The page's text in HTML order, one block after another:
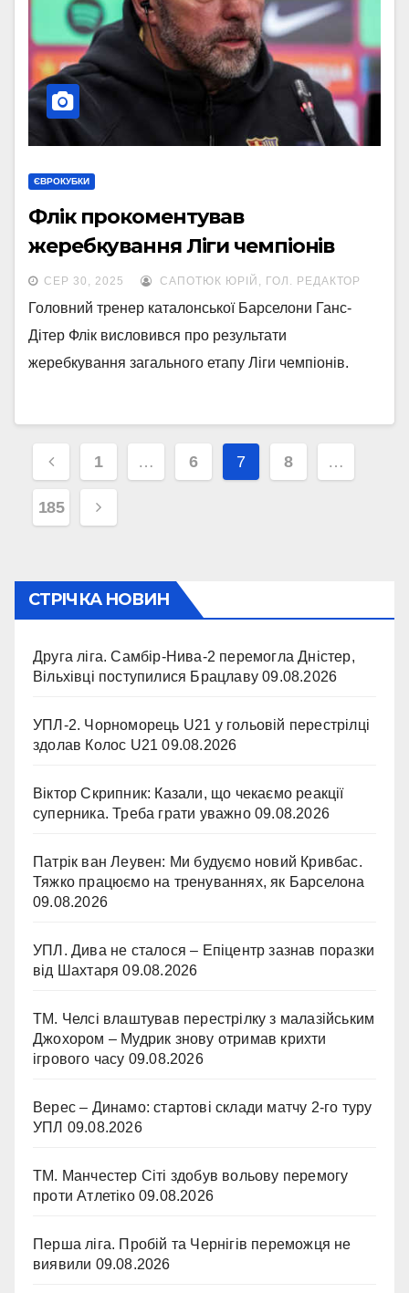
ЄВРОКУБКИ
Флік прокоментував
жеребкування Ліги чемпіонів
СЕР 30, 2025 САПОТЮК ЮРІЙ, ГОЛ. РЕДАКТОР
Головний тренер каталонської Барселони Ганс-
Дітер Флік висловився про результати
жеребкування загального етапу Ліги чемпіонів.
Навігація
записів
1 … 6 7 8 …
185
СТРІЧКА НОВИН
Друга ліга. Самбір-Нива-2 перемогла Дністер,
Вільхівці поступилися Брацлаву 09.08.2026
УПЛ-2. Чорноморець U21 у гольовій перестрілці
здолав Колос U21 09.08.2026
Віктор Скрипник: Казали, що чекаємо реакції
суперника. Треба грати уважно 09.08.2026
Патрік ван Леувен: Ми будуємо новий Кривбас.
Тяжко працюємо на тренуваннях, як Барселона
09.08.2026
УПЛ. Дива не сталося – Епіцентр зазнав поразки
від Шахтаря 09.08.2026
ТМ. Челсі влаштував перестрілку з малазійським
Джохором – Мудрик знову отримав крихти
ігрового часу 09.08.2026
Верес – Динамо: стартові склади матчу 2-го туру
УПЛ 09.08.2026
ТМ. Манчестер Сіті здобув вольову перемогу
проти Атлетіко 09.08.2026
Перша ліга. Пробій та Чернігів переможця не
виявили 09.08.2026